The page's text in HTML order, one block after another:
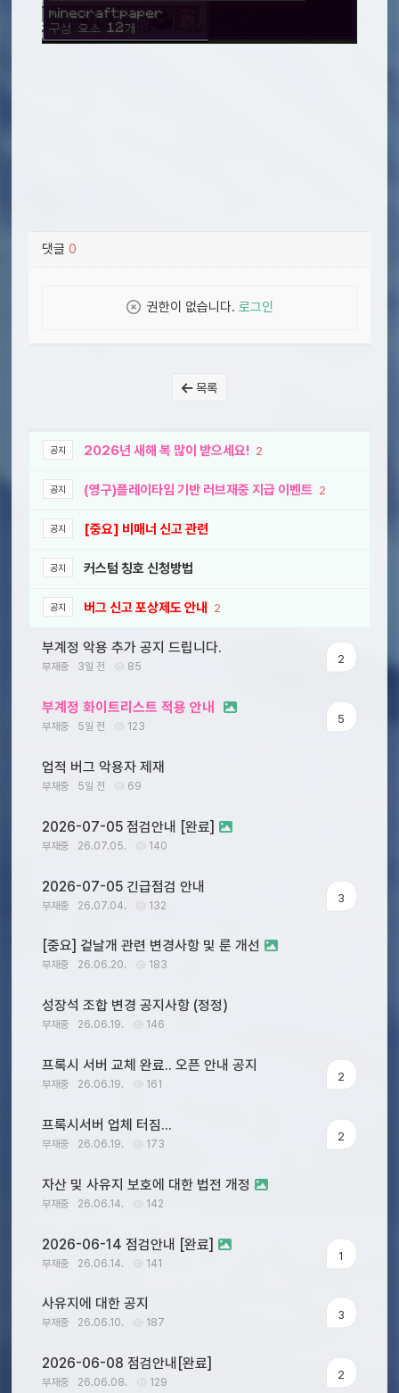
댓글0
권한이 없습니다. 로그인
목록
공지 2026년 새해 복 많이 받으세요! 2
공지 (영구)플레이타임 기반 러브재중 지급 이벤트 2
공지 [중요] 비매너 신고 관련
공지 커스텀 칭호 신청방법
공지 버그 신고 포상제도 안내 2
부계정 악용 추가 공지 드립니다.
부재중 3일 전 85
2
부계정 화이트리스트 적용 안내
부재중 5일 전 123
5
업적 버그 악용자 제재
부재중 5일 전 69
2026-07-05 점검안내 [완료]
부재중 26.07.05. 140
2026-07-05 긴급점검 안내
부재중 26.07.04. 132
3
[중요] 겉날개 관련 변경사항 및 룬 개선
부재중 26.06.20. 183
성장석 조합 변경 공지사항 (정정)
부재중 26.06.19. 146
프록시 서버 교체 완료.. 오픈 안내 공지
부재중 26.06.19. 161
2
프록시서버 업체 터짐...
부재중 26.06.19. 173
2
자산 및 사유지 보호에 대한 법전 개정
부재중 26.06.14. 142
2026-06-14 점검안내 [완료]
부재중 26.06.14. 141
1
사유지에 대한 공지
부재중 26.06.10. 187
3
2026-06-08 점검안내[완료]
부재중 26.06.08. 129
2